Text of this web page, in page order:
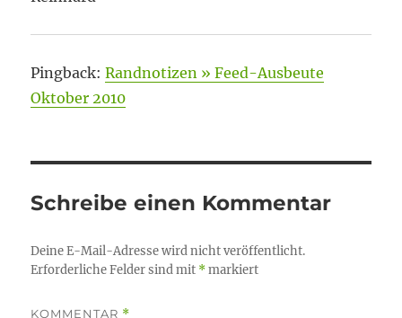
Pingback:Randnotizen » Feed-Ausbeute
Oktober 2010
Schreibe einen Kommentar
Deine E-Mail-Adresse wird nicht veröffentlicht.
Erforderliche Felder sind mit *markiert
KOMMENTAR *